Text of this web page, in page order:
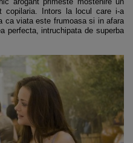
copilaria. Intors la locul care i-a
ca viata este frumoasa si in afara
perfecta, intruchipata de superba